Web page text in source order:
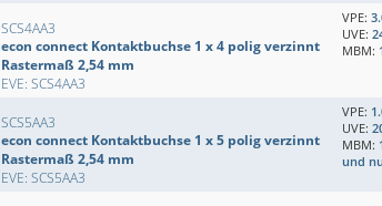
SCS4AA3
econ connect Kontaktbuchse 1 x 4 polig verzinnt
Rastermaß 2,54 mm
EVE: SCS4AA3
VPE:
UVE:
MBM:
SCS5AA3
econ connect Kontaktbuchse 1 x 5 polig verzinnt
Rastermaß 2,54 mm
EVE: SCS5AA3
VPE:
UVE:
MBM:
und